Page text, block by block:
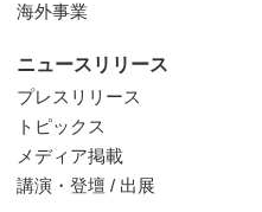
海外事業
ニュースリリース
プレスリリース
トピックス
メディア掲載
講演・登壇 / 出展